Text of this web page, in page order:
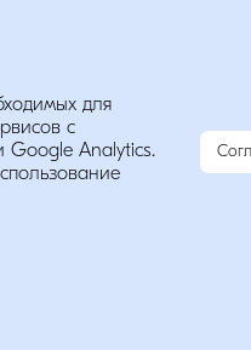
для
с
Google Analytics.